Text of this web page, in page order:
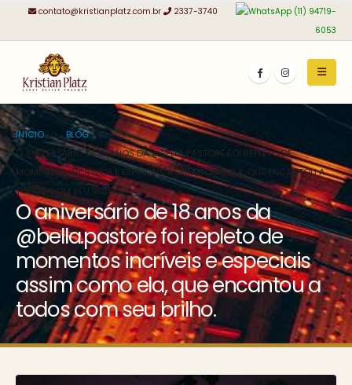
contato@kristianplatz.com.br 2337-3740
(11) 94719-
6053
INÍCIO
BLOG
O ANIVERSÁRIO DE 18 ANOS DA @BELLA.PASTORE FOI REPLETO DE
MOMENTOS INCRÍVEIS E ESPECIAIS ASSIM COMO ELA, QUE ENCANTOU A
TODOS COM SEU BRILHO.
O aniversário de 18 anos da
@bella.pastore foi repleto de
momentos incríveis e especiais
assim como ela, que encantou a
todos com seu brilho.